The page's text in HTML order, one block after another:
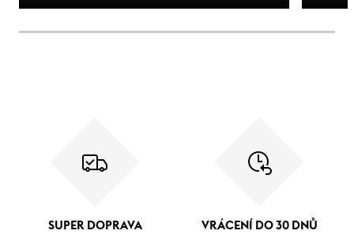
SUPER DOPRAVA VRÁCENÍ DO 30 DNŮ